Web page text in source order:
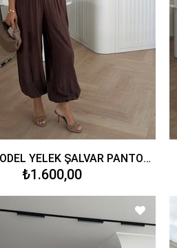
MARKA MODEL YELEK ŞALVAR PANTOLON TAKIM KAHVE
₺1.600,00